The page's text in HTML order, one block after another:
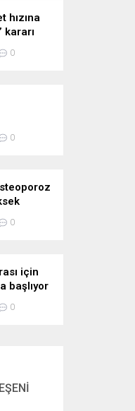
hızına
kararı
0
0
0
için
başlıyor
0